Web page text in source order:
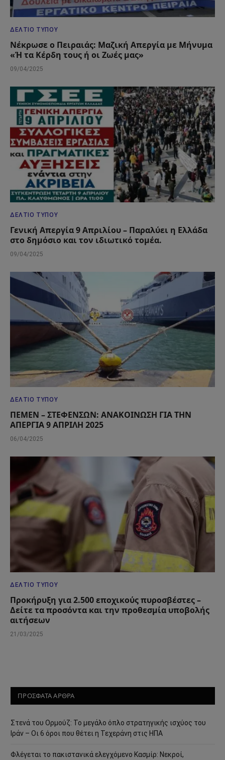
ΔΕΛΤΊΟ ΤΎΠΟΥ
Νέκρωσε ο Πειραιάς: Μαζική Απεργία με Μήνυμα
«Ή τα Κέρδη τους ή οι Ζωές μας»
09/04/2025
ΔΕΛΤΊΟ ΤΎΠΟΥ
Γενική Απεργία 9 Απριλίου – Παραλύει η Ελλάδα
στο δημόσιο και τον ιδιωτικό τομέα.
09/04/2025
ΔΕΛΤΊΟ ΤΎΠΟΥ
ΠΕΜΕΝ – ΣΤΕΦΕΝΣΩΝ: ΑΝΑΚΟΙΝΩΣΗ ΓΙΑ ΤΗΝ
ΑΠΕΡΓΙΑ 9 ΑΠΡΙΛΗ 2025
06/04/2025
ΔΕΛΤΊΟ ΤΎΠΟΥ
Προκήρυξη για 2.500 εποχικούς πυροσβέστες –
Δείτε τα προσόντα και την προθεσμία υποβολής
αιτήσεων
21/03/2025
ΠΡΟΣΦΑΤΑ ΑΡΘΡΑ
Στενά του Ορμούζ: Το μεγάλο όπλο στρατηγικής ισχύος του
Ιράν – Οι 6 όροι που θέτει η Τεχεράνη στις ΗΠΑ
Φλέγεται το πακιστανικά ελεγχόμενο Κασμίρ: Νεκροί,